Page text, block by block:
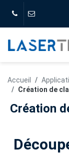
Création
Accueil
Création de